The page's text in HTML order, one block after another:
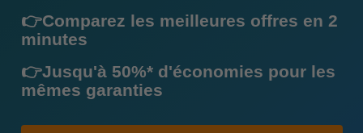
👉Comparez les meilleures offres en 2
minutes
👉Jusqu'à 50%* d'économies pour les
mêmes garanties